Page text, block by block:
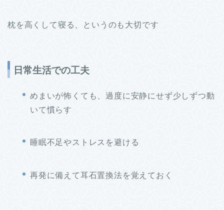
枕を高くして寝る、というのも大切です
日常生活での工夫
めまいが怖くても、過度に安静にせず少しずつ動
いて慣らす
睡眠不足やストレスを避ける
再発に備えて耳石置換法を覚えておく